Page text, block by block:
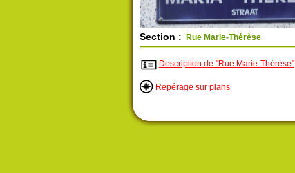
Section : Rue Marie-Thérèse
Description de "Rue Marie-Thérèse"
Repérage sur plans